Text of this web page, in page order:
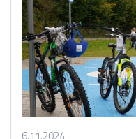
6.11.2024